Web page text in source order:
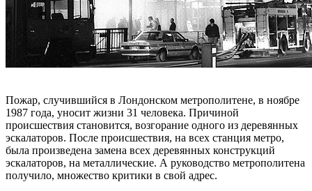
Пожар, случившийся в Лондонском метрополитене, в ноябре
1987 года, уносит жизни 31 человека. Причиной
происшествия становится, возгорание одного из деревянных
эскалаторов. После происшествия, на всех станция метро,
была произведена замена всех деревянных конструкций
эскалаторов, на металлические. А руководство метрополитена
получило, множество критики в свой адрес.